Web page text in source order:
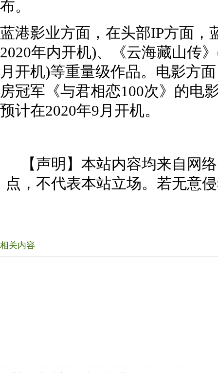
布。
蓝港影业方面，在头部IP方面，
2020年内开机)、《云海藏山传
月开机)等重量级作品。电影方
房冠军《与君相恋100次》的电
预计在2020年9月开机。
【声明】本站内容均来自网
点，不代表本站立场。若无意
相关内容